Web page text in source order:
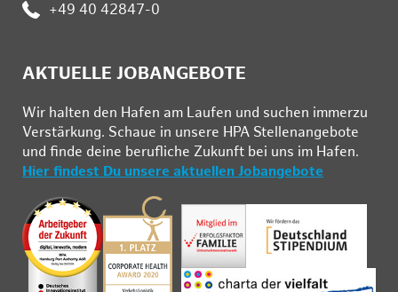
Telefon:
+49 40 42847-0
AKTUELLE JOBANGEBOTE
Wir hal­ten den Ha­fen am Lau­fen und su­chen im­mer­zu
Ver­stär­kung. Schau­e in un­se­re HPA Stel­len­an­ge­bo­te
und fin­de deine be­ruf­li­che Zu­kunft bei uns im Ha­fen.
Hier findest Du unsere aktuellen Jobangebote